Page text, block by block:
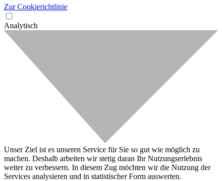
Zur Cookierichtlinie
Analytisch
Unser Ziel ist es unseren Service für Sie so gut wie möglich zu
machen. Deshalb arbeiten wir stetig daran Ihr Nutzungserlebnis
weiter zu verbessern. In diesem Zug möchten wir die Nutzung der
Services analysieren und in statistischer Form auswerten.